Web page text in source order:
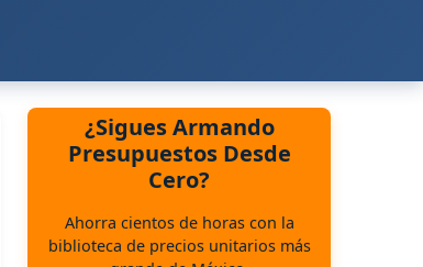
¿Sigues Armando
Presupuestos Desde
Cero?
Ahorra cientos de horas con la
biblioteca de precios unitarios más